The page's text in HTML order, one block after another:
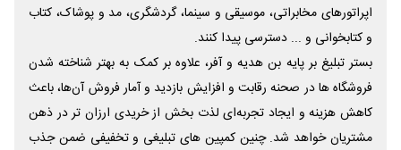
اپراتورهای مخابراتی، موسیقی و سینما، گردشگری، مد و پوشاک، کتاب
و کتابخوانی و ... دسترسی پیدا کنند.
بستر تبلیغ بر پایه بن هدیه و آفر، علاوه بر کمک به بهتر شناخته شدن
فروشگاه ها در صحنه رقابت و افزایش بازدید و آمار فروش آن‌ها، باعث
کاهش هزینه و ایجاد تجربه‌ای لذت بخش از خریدی ارزان تر در ذهن
مشتریان خواهد شد. چنین کمپین های تبلیغی و تخفیفی ضمن جذب